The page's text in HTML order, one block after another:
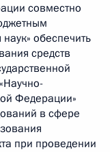
совместно
обеспечить
средств
Федерации»
в сфере
при проведении